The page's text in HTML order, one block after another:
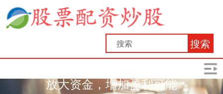
搜索
放大资金，增加盈利可能